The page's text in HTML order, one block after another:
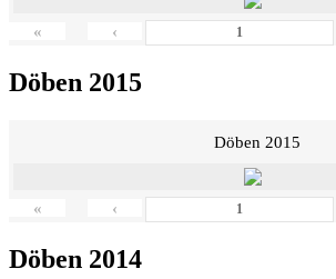
« ‹
Döben 2015
Döben 2015
« ‹
Döben 2014